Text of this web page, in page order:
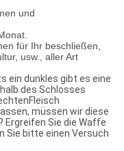
und
für Ihr beschließen,
usw., aller Art
ein dunkles gibt es eine
des Schlosses
müssen wir diese
Ergreifen Sie die Waffe
Sie bitte einen Versuch